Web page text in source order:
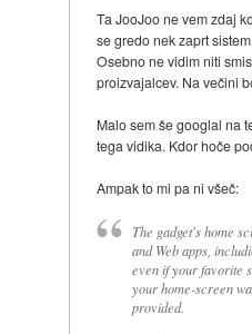
Ta JooJoo ne vem zdaj
se gredo nek zaprt
Osebno ne vidim niti
proizvajalcev. Na večini
Malo sem še googlal na
tega vidika. Kdor hoče
Ampak to mi pa ni všeč:
The gadget's home
and Web apps,
even if your favorite
your home-screen
provided.